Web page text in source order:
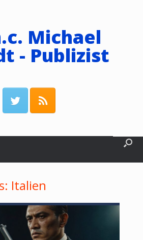
Michael
- Publizist
Italien